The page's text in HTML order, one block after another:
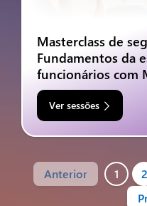
Masterclass de
Fundamentos da
funcionários com
Ver sessões
Anterior 1 2